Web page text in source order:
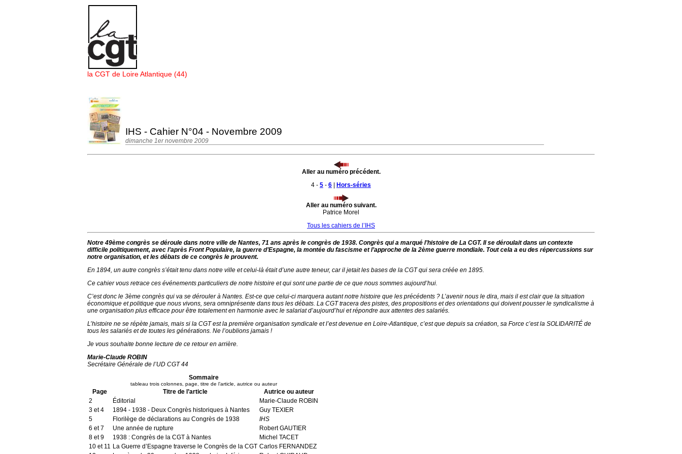
Panneau de gestion des cookies
la CGT de Loire Atlantique (44)
IHS - Cahier N°04 - Novembre 2009
dimanche 1er novembre 2009
Aller au numéro précédent.
4 - 5 - 6 Hors-séries
Aller au numéro suivant.
Patrice Morel
Tous les cahiers de l’IHS
Notre 49ème congrès se déroule dans notre ville de Nantes, 71 ans après le congrès de 1938. Congrès qui a marqué l’histoire de La CGT. Il se déroulait dans un contexte
difficile politiquement, avec l’après Front Populaire, la guerre d’Espagne, la montée du fascisme et l’approche de la 2ème guerre mondiale. Tout cela a eu des répercussions sur
notre organisation, et les débats de ce congrès le prouvent.
En 1894, un autre congrès s’était tenu dans notre ville et celui-là était d’une autre teneur, car il jetait les bases de la CGT qui sera créée en 1895.
Ce cahier vous retrace ces événements particuliers de notre histoire et qui sont une partie de ce que nous sommes aujourd’hui.
C’est donc le 3ème congrès qui va se dérouler à Nantes. Est-ce que celui-ci marquera autant notre histoire que les précédents ? L’avenir nous le dira, mais il est clair que la situation
économique et politique que nous vivons, sera omniprésente dans tous les débats. La CGT tracera des pistes, des propositions et des orientations qui doivent pousser le syndicalisme à
une organisation plus efficace pour être totalement en harmonie avec le salariat d’aujourd’hui et répondre aux attentes des salariés.
L’histoire ne se répète jamais, mais si la CGT est la première organisation syndicale et l’est devenue en Loire-Atlantique, c’est que depuis sa création, sa Force c’est la SOLIDARITÉ de
tous les salariés et de toutes les générations. Ne l’oublions jamais !
Je vous souhaite bonne lecture de ce retour en arrière.
Marie-Claude ROBIN
Secrétaire Générale de l’UD CGT 44
Sommaire
tableau trois colonnes, page, titre de l’article, autrice ou auteur
Page Titre de l’article
Autrice ou auteur
2
Éditorial
Marie-Claude ROBIN
3 et 4
1894 - 1938 - Deux Congrès historiques à Nantes
Guy TEXIER
5
Florilège de déclarations au Congrès de 1938
IHS
6 et 7
Une année de rupture
Robert GAUTIER
8 et 9
1938 : Congrès de la CGT à Nantes
Michel TACET
10 et 11 La Guerre d’Espagne traverse le Congrès de la CGT Carlos FERNANDEZ